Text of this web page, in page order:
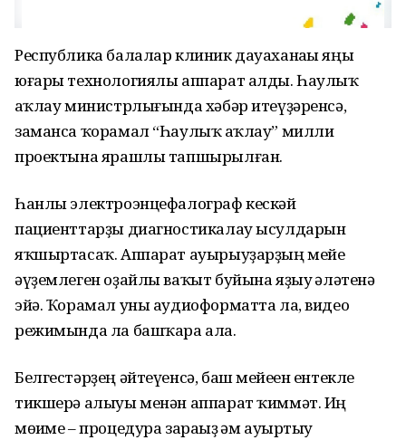
Республика балалар клиник дауаханаһы яңы
юғары технологиялы аппарат алды. Һаулыҡ
һаҡлау министрлығында хәбәр итеүҙәренсә,
заманса ҡорамал “Һаулыҡ һаҡлау” милли
проектына ярашлы тапшырылған.
Һанлы электроэнцефалограф кескәй
пациенттарҙы диагностикалау ысулдарын
яҡшыртасаҡ. Аппарат ауырыуҙарҙың мейе
әүҙемлеген оҙайлы ваҡыт буйына яҙыу һәләтенә
эйә. Ҡорамал уны аудиоформатта ла, видео
режимында ла башҡара ала.
Белгестәрҙең әйтеүенсә, баш мейеһен ентекле
тикшерә алыуы менән аппарат ҡиммәт. Иң
мөһиме – процедура зараһыҙ һәм ауыртыу